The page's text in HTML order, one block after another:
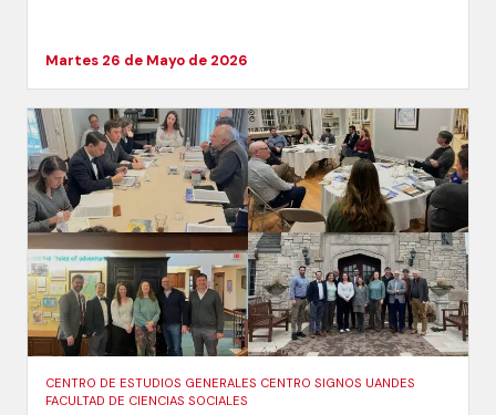
Martes 26 de Mayo de 2026
CENTRO DE ESTUDIOS GENERALES CENTRO SIGNOS UANDES
FACULTAD DE CIENCIAS SOCIALES